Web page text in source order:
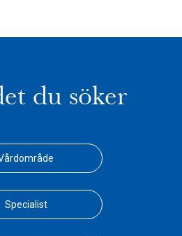
du söker
Specialist